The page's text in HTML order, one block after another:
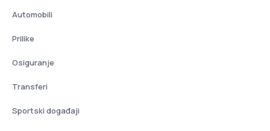
Automobili
Prilike
Osiguranje
Transferi
Sportski događaji